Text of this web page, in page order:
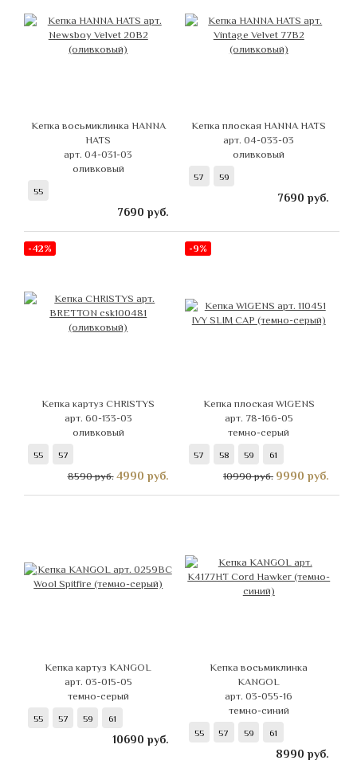
Кепка восьмиклинка HANNA
HATS
арт. 04-031-03
оливковый
55
7690 руб.
Кепка плоская HANNA HATS
арт. 04-033-03
оливковый
57 59
7690 руб.
-42%
Кепка картуз CHRISTYS
арт. 60-133-03
оливковый
55 57
8590 руб. 4990 руб.
-9%
Кепка плоская WIGENS
арт. 78-166-05
темно-серый
57 58 59 61
10990 руб. 9990 руб.
Кепка картуз KANGOL
арт. 03-015-05
темно-серый
55 57 59 61
10690 руб.
Кепка восьмиклинка
KANGOL
арт. 03-055-16
темно-синий
55 57 59 61
8990 руб.